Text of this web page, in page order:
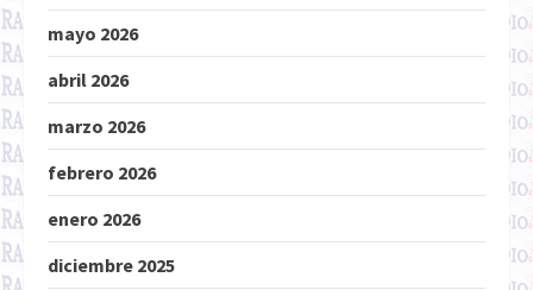
mayo 2026
abril 2026
marzo 2026
febrero 2026
enero 2026
diciembre 2025